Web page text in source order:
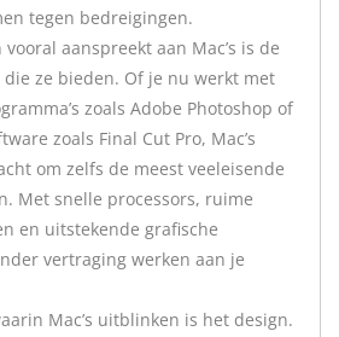
tegen bedreigingen.
aanspreekt aan Mac’s is de
ze bieden. Of je nu werkt met
zoals Adobe Photoshop of
zoals Final Cut Pro, Mac’s
om zelfs de meest veeleisende
Met snelle processors, ruime
en uitstekende grafische
vertraging werken aan je
Mac’s uitblinken is het design.